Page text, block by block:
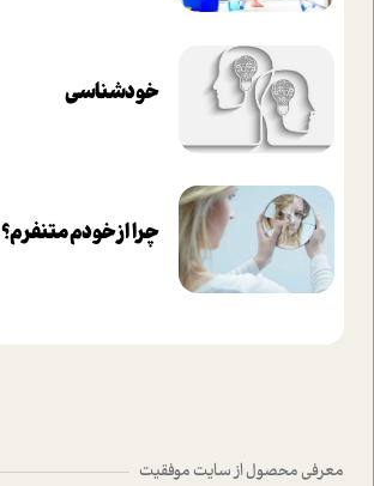
خودشناسی
چرا از خودم متنفرم؟
معرفی محصول از سایت موفقیت